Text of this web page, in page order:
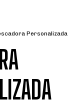
Personalizada